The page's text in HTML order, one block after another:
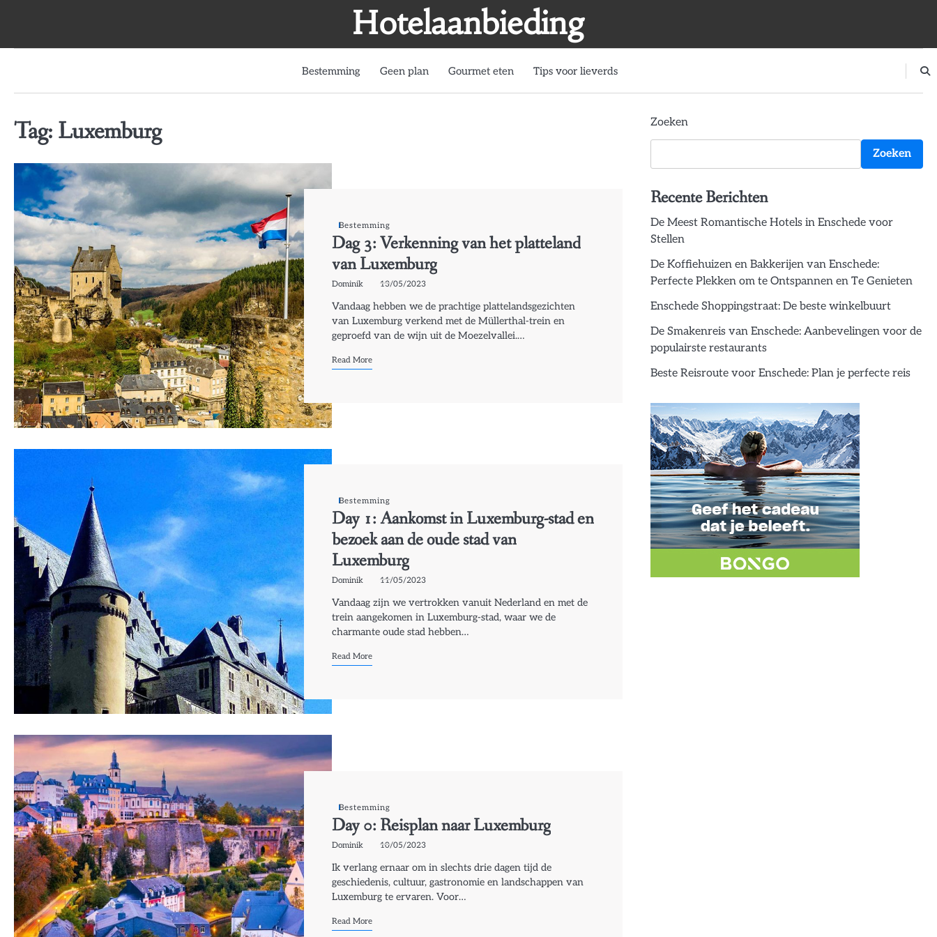
Hotelaanbieding
Bestemming Geen plan Gourmet eten Tips voor lieverds
Tag: Luxemburg
Bestemming
Dag 3: Verkenning van het platteland
van Luxemburg
Dominik 13/05/2023
Vandaag hebben we de prachtige plattelandsgezichten
van Luxemburg verkend met de Müllerthal-trein en
geproefd van de wijn uit de Moezelvallei.…
Read More
Bestemming
Day 1: Aankomst in Luxemburg-stad en
bezoek aan de oude stad van
Luxemburg
Dominik 11/05/2023
Vandaag zijn we vertrokken vanuit Nederland en met de
trein aangekomen in Luxemburg-stad, waar we de
charmante oude stad hebben…
Read More
Bestemming
Day 0: Reisplan naar Luxemburg
Dominik 10/05/2023
Ik verlang ernaar om in slechts drie dagen tijd de
geschiedenis, cultuur, gastronomie en landschappen van
Luxemburg te ervaren. Voor…
Read More
Zoeken
Zoeken
Recente Berichten
De Meest Romantische Hotels in Enschede voor
Stellen
De Koffiehuizen en Bakkerijen van Enschede:
Perfecte Plekken om te Ontspannen en Te Genieten
Enschede Shoppingstraat: De beste winkelbuurt
De Smakenreis van Enschede: Aanbevelingen voor de
populairste restaurants
Beste Reisroute voor Enschede: Plan je perfecte reis